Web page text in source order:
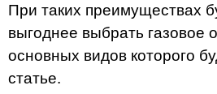
При таких преимуществах
выгоднее выбрать газовое
основных видов которого
статье.